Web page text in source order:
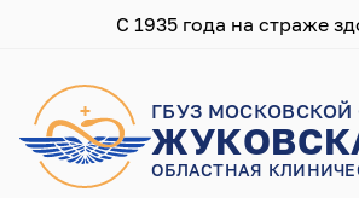
С 1935 года на страже
ГБУЗ МОСКОВСКОЙ
ОБЛАСТНАЯ